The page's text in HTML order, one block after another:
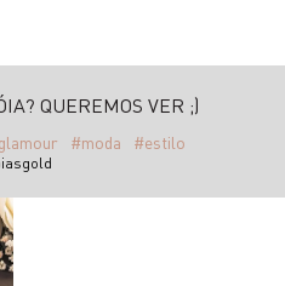
QUEREMOS VER ;)
#moda #estilo